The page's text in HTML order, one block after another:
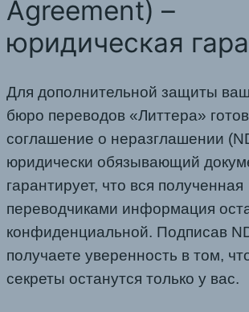
Agreement) –
юридическая
Для дополнительной защиты
бюро переводов «Литтера»
соглашение о неразглашении
юридически обязывающий
гарантирует, что вся полученная
переводчиками информация
конфиденциальной. Подписав
получаете уверенность в том,
секреты останутся только у вас.